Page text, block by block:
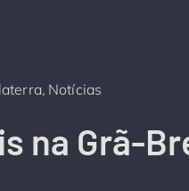
Notícias
na Grã-